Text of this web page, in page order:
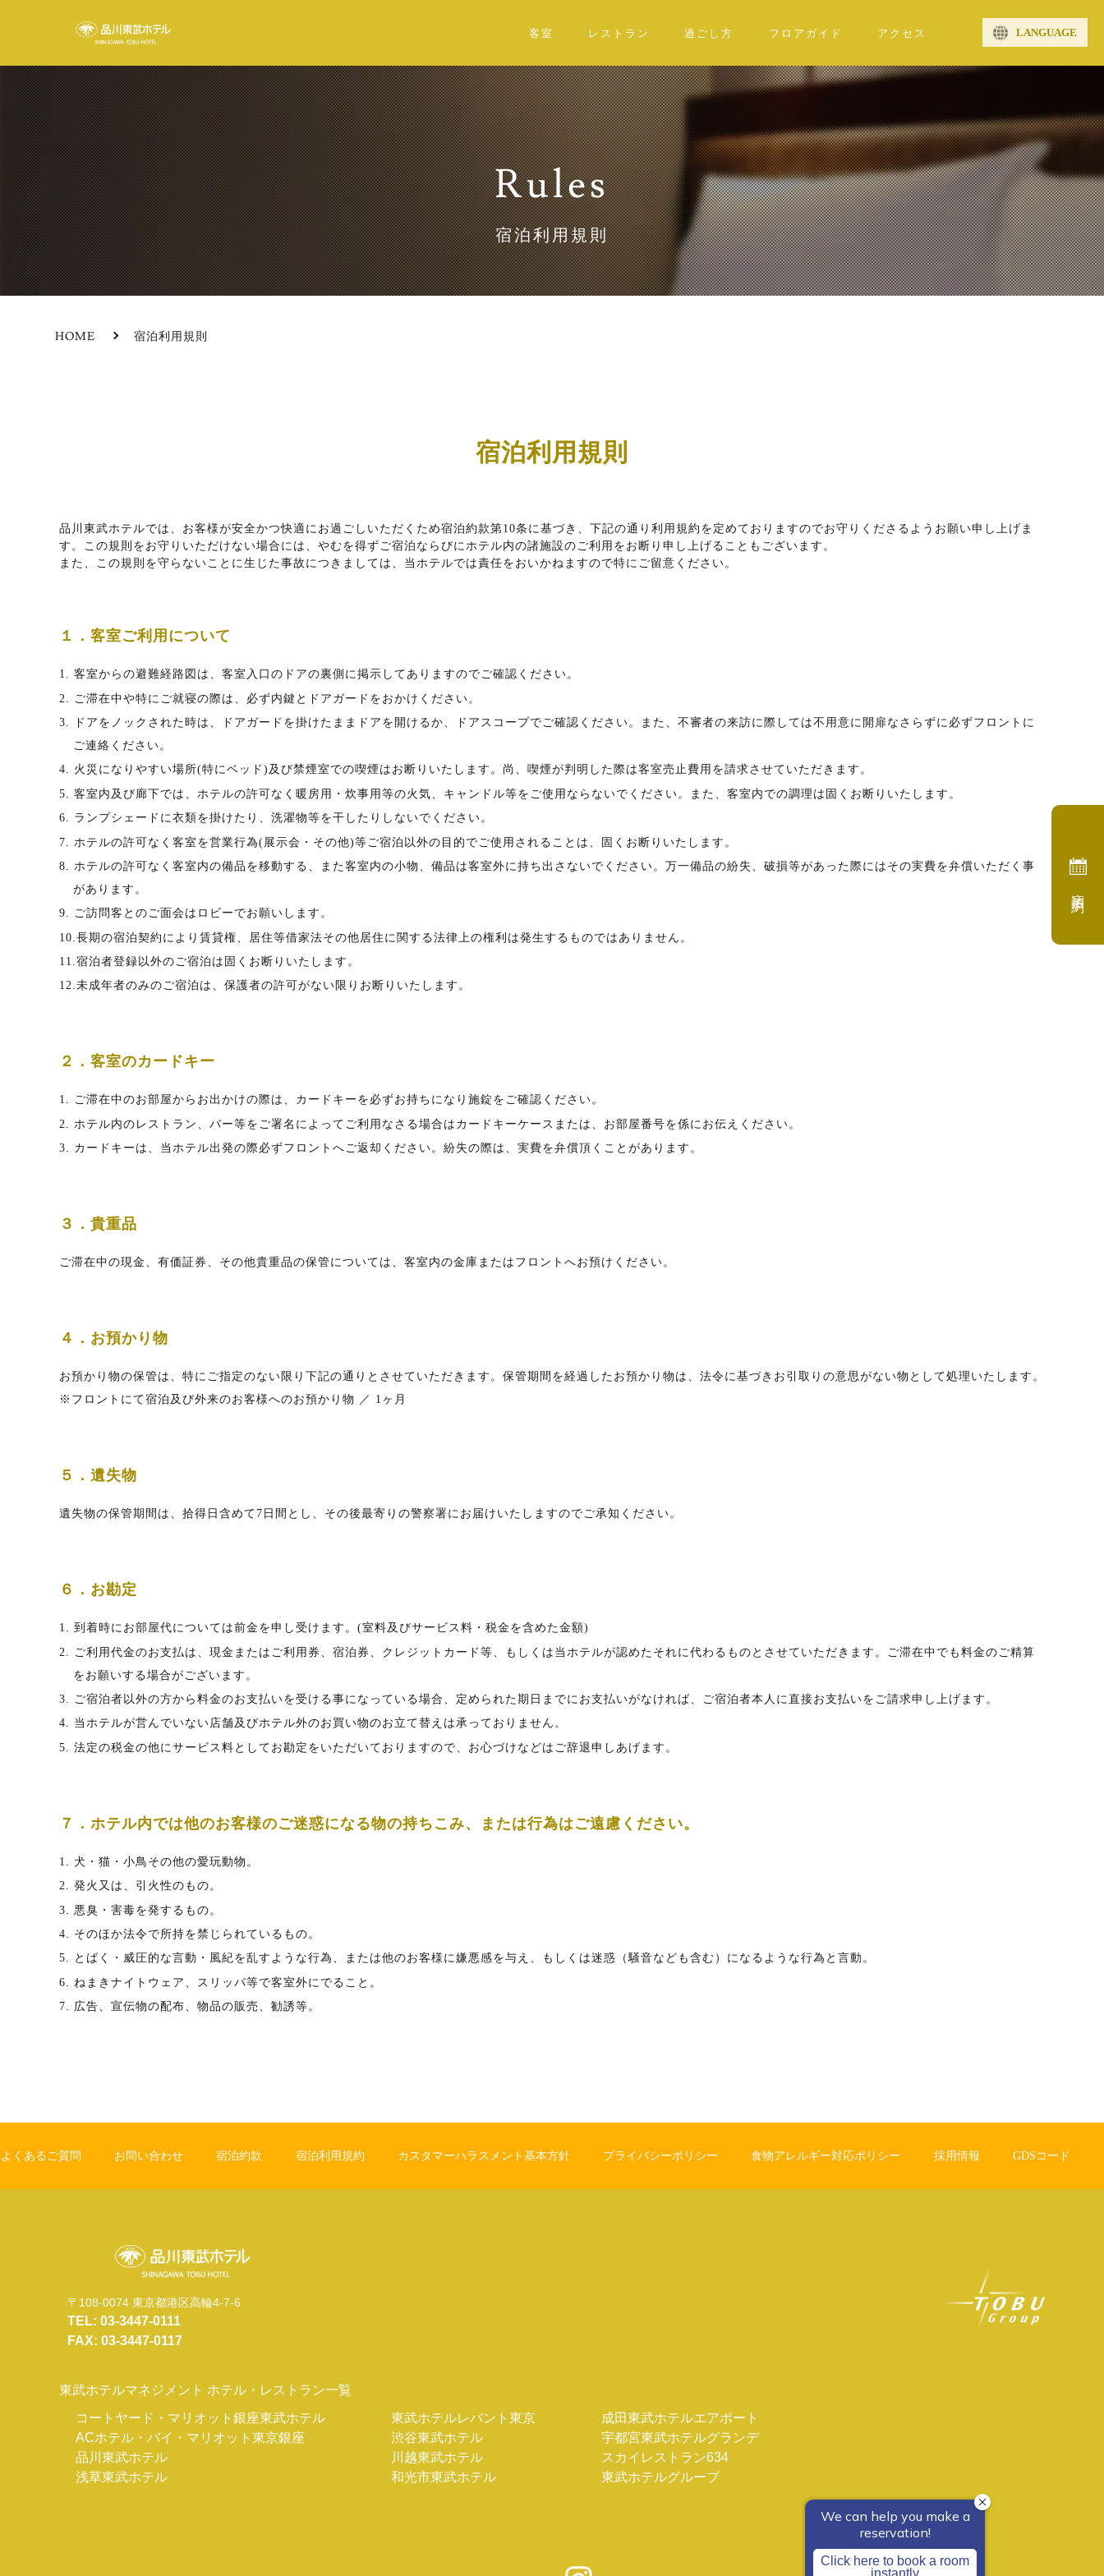
客室 レストラン 過ごし方 フロアガイド アクセス LANGUAGE
Rules
宿泊利用規則
HOME 宿泊利用規則
宿泊利用規則
品川東武ホテルでは、お客様が安全かつ快適にお過ごしいただくため宿泊約款第10条に基づき、下記の通り利用規約を定めておりますのでお守りくださるようお願い申し上げま
す。この規則をお守りいただけない場合には、やむを得ずご宿泊ならびにホテル内の諸施設のご利用をお断り申し上げることもございます。
また、この規則を守らないことに生じた事故につきましては、当ホテルでは責任をおいかねますので特にご留意ください。
１．客室ご利用について
1. 客室からの避難経路図は、客室入口のドアの裏側に掲示してありますのでご確認ください。
2. ご滞在中や特にご就寝の際は、必ず内鍵とドアガードをおかけください。
3. ドアをノックされた時は、ドアガードを掛けたままドアを開けるか、ドアスコープでご確認ください。また、不審者の来訪に際しては不用意に開扉なさらずに必ずフロントに
ご連絡ください。
4. 火災になりやすい場所(特にベッド)及び禁煙室での喫煙はお断りいたします。尚、喫煙が判明した際は客室売止費用を請求させていただきます。
5. 客室内及び廊下では、ホテルの許可なく暖房用・炊事用等の火気、キャンドル等をご使用ならないでください。また、客室内での調理は固くお断りいたします。
6. ランプシェードに衣類を掛けたり、洗濯物等を干したりしないでください。
7. ホテルの許可なく客室を営業行為(展示会・その他)等ご宿泊以外の目的でご使用されることは、固くお断りいたします。
8. ホテルの許可なく客室内の備品を移動する、また客室内の小物、備品は客室外に持ち出さないでください。万一備品の紛失、破損等があった際にはその実費を弁償いただく事
があります。
9. ご訪問客とのご面会はロビーでお願いします。
10.長期の宿泊契約により賃貸権、居住等借家法その他居住に関する法律上の権利は発生するものではありません。
11.宿泊者登録以外のご宿泊は固くお断りいたします。
12.未成年者のみのご宿泊は、保護者の許可がない限りお断りいたします。
２．客室のカードキー
1. ご滞在中のお部屋からお出かけの際は、カードキーを必ずお持ちになり施錠をご確認ください。
2. ホテル内のレストラン、バー等をご署名によってご利用なさる場合はカードキーケースまたは、お部屋番号を係にお伝えください。
3. カードキーは、当ホテル出発の際必ずフロントへご返却ください。紛失の際は、実費を弁償頂くことがあります。
３．貴重品
ご滞在中の現金、有価証券、その他貴重品の保管については、客室内の金庫またはフロントへお預けください。
４．お預かり物
お預かり物の保管は、特にご指定のない限り下記の通りとさせていただきます。保管期間を経過したお預かり物は、法令に基づきお引取りの意思がない物として処理いたします。
※フロントにて宿泊及び外来のお客様へのお預かり物 ／ 1ヶ月
５．遺失物
遺失物の保管期間は、拾得日含めて7日間とし、その後最寄りの警察署にお届けいたしますのでご承知ください。
６．お勘定
1. 到着時にお部屋代については前金を申し受けます。(室料及びサービス料・税金を含めた金額)
2. ご利用代金のお支払は、現金またはご利用券、宿泊券、クレジットカード等、もしくは当ホテルが認めたそれに代わるものとさせていただきます。ご滞在中でも料金のご精算
をお願いする場合がございます。
3. ご宿泊者以外の方から料金のお支払いを受ける事になっている場合、定められた期日までにお支払いがなければ、ご宿泊者本人に直接お支払いをご請求申し上げます。
4. 当ホテルが営んでいない店舗及びホテル外のお買い物のお立て替えは承っておりません。
5. 法定の税金の他にサービス料としてお勘定をいただいておりますので、お心づけなどはご辞退申しあげます。
７．ホテル内では他のお客様のご迷惑になる物の持ちこみ、または行為はご遠慮ください。
1. 犬・猫・小鳥その他の愛玩動物。
2. 発火又は、引火性のもの。
3. 悪臭・害毒を発するもの。
4. そのほか法令で所持を禁じられているもの。
5. とばく・威圧的な言動・風紀を乱すような行為、または他のお客様に嫌悪感を与え、もしくは迷惑（騒音なども含む）になるような行為と言動。
6. ねまきナイトウェア、スリッパ等で客室外にでること。
7. 広告、宣伝物の配布、物品の販売、勧誘等。
よくあるご質問 お問い合わせ 宿泊約款 宿泊利用規約 カスタマーハラスメント基本方針 プライバシーポリシー 食物アレルギー対応ポリシー 採用情報 GDSコード
〒108-0074 東京都港区高輪4-7-6
TEL: 03-3447-0111
FAX: 03-3447-0117
東武ホテルマネジメント ホテル・レストラン一覧
コートヤード・マリオット銀座東武ホテル
ACホテル・バイ・マリオット東京銀座
品川東武ホテル
浅草東武ホテル
東武ホテルレバント東京
渋谷東武ホテル
川越東武ホテル
和光市東武ホテル
成田東武ホテルエアポート
宇都宮東武ホテルグランデ
スカイレストラン634
東武ホテルグループ